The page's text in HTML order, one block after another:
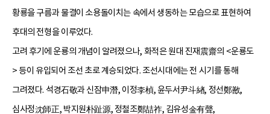
황룡을 구름과 물결이 소용돌이치는 속에서 생동하는 모습으로 표현하여
후대의 전형을 이루었다.
고려 후기에 운룡의 개념이 알려졌으나, 화적은 원대 진재震齋의 <운룡도
> 등이 유입되어 조선 초로 계승되었다. 조선시대에는 전 시기를 통해
그려졌다. 석경石敬과 신잠申潛, 이정李楨, 윤두서尹斗緖, 정선鄭敾,
심사정沈師正, 박지원朴趾源, 정철조鄭喆祚, 김유성金有聲,